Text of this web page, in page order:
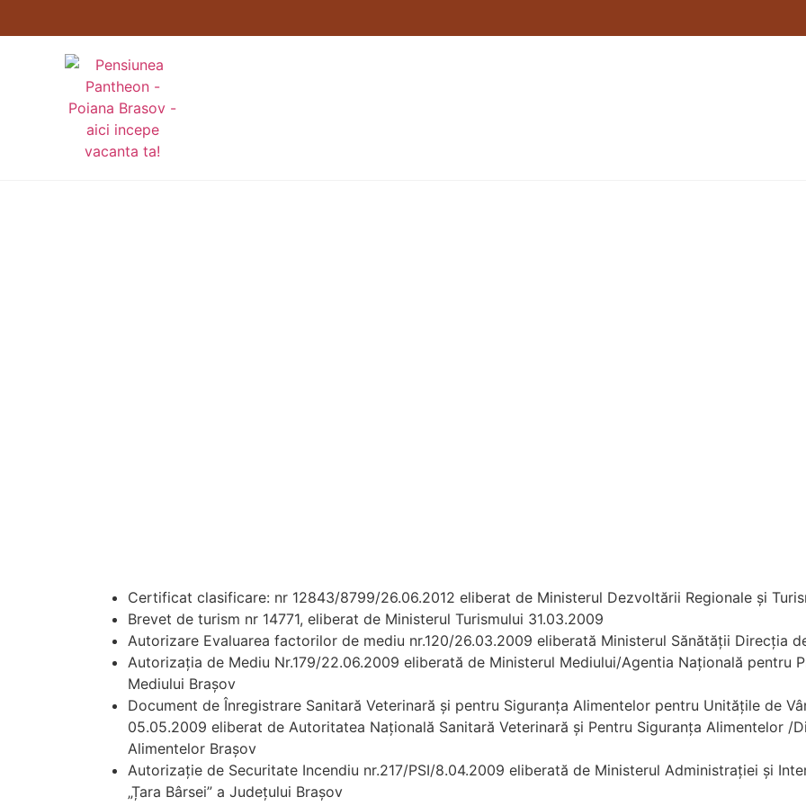
Certificat clasificare: nr 12843/8799/26.06.2012 eliberat de Ministerul Dezvoltării Regionale și
Brevet de turism nr 14771, eliberat de Ministerul Turismului 31.03.2009
Autorizare Evaluarea factorilor de mediu nr.120/26.03.2009 eliberată Ministerul Sănătății Direcția
Autorizația de Mediu Nr.179/22.06.2009 eliberată de Ministerul Mediului/Agentia Națională pentru
Mediului Brașov
Document de Înregistrare Sanitară Veterinară și pentru Siguranța Alimentelor pentru Unitățile de
05.05.2009 eliberat de Autoritatea Națională Sanitară Veterinară și Pentru Siguranța Alimentelor /
Alimentelor Brașov
Autorizație de Securitate Incendiu nr.217/PSI/8.04.2009 eliberată de Ministerul Administrației și
„Țara Bârsei” a Județului Brașov